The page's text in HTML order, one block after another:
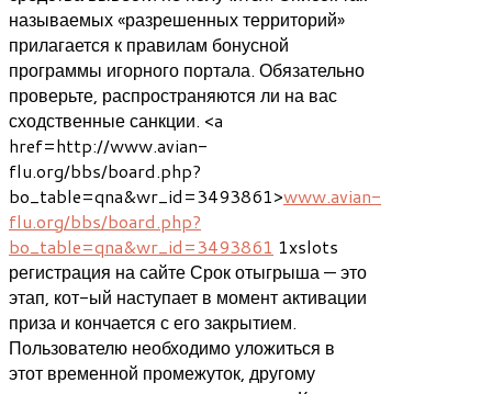
называемых «разрешенных территорий»
прилагается к правилам бонусной
программы игорного портала. Обязательно
проверьте, распространяются ли на вас
сходственные санкции. <a
href=http://www.avian-
flu.org/bbs/board.php?
bo_table=qna&wr_id=3493861>www.avian-
flu.org/bbs/board.php?
bo_table=qna&wr_id=3493861 1xslots
регистрация на сайте Срок отыгрыша — это
этап, кот-ый наступает в момент активации
приза и кончается с его закрытием.
Пользователю необходимо уложиться в
этот временной промежуток, другому